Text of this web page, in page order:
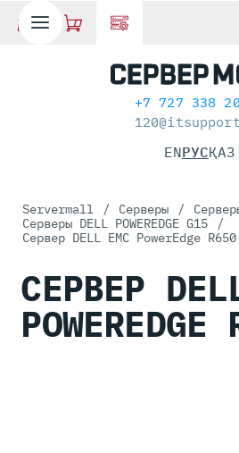
+7 727 338
ENРУСҚАЗ
Servermall / Серверы /
Серверы DELL POWEREDGE G15
/
Сервер DELL EMC PowerEdge R650
СЕРВЕР
POWEREDGE